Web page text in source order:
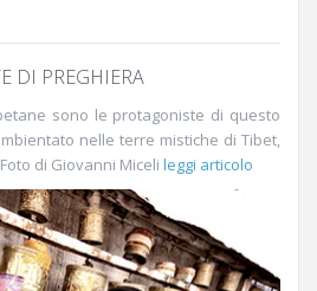
DI PREGHIERA
sono le protagoniste di questo
nelle terre mistiche di Tibet,
di Giovanni Miceli leggi articolo